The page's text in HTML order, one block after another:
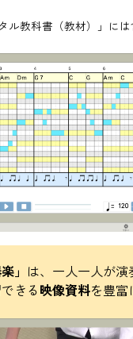
ル教科書（教材）」に
」 は、一人一人が演
きる映像資料を豊富